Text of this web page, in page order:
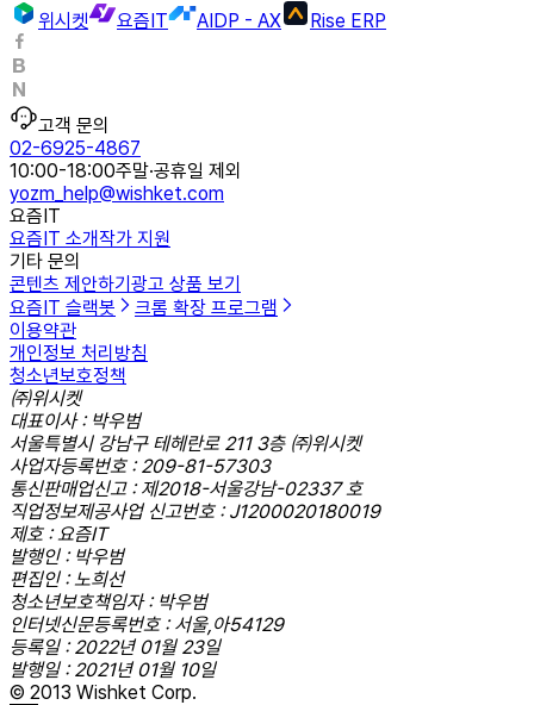
위시켓
요즘IT AIDP - AX Rise ERP
고객 문의
02-6925-4867
10:00-18:00주말·공휴일 제외
yozm_help@wishket.com
요즘IT
요즘IT 소개작가 지원
기타 문의
콘텐츠 제안하기광고 상품 보기
요즘IT 슬랙봇
크롬 확장 프로그램
이용약관
개인정보 처리방침
청소년보호정책
㈜위시켓
대표이사 : 박우범
서울특별시 강남구 테헤란로 211 3층 ㈜위시켓
사업자등록번호 : 209-81-57303
통신판매업신고 : 제2018-서울강남-02337 호
직업정보제공사업 신고번호 : J1200020180019
제호 : 요즘IT
발행인 : 박우범
편집인 : 노희선
청소년보호책임자 : 박우범
인터넷신문등록번호 : 서울,아54129
등록일 : 2022년 01월 23일
발행일 : 2021년 01월 10일
© 2013 Wishket Corp.